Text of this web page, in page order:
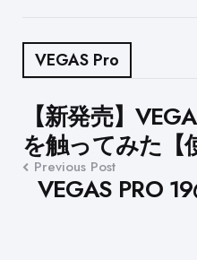
VEGAS Pro
Post
navigation
【新発売】
を触ってみた【
Previous Post
VEGAS PRO